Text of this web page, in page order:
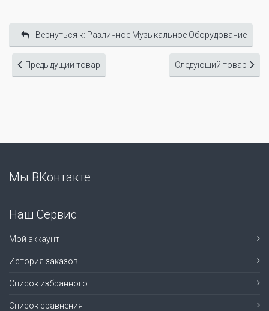
Вернуться к: Различное Музыкальное Оборудование
Предыдущий товар Следующий товар
Мы ВКонтакте
Наш Сервис
Мой аккаунт
История заказов
Список избранного
Список сравнения